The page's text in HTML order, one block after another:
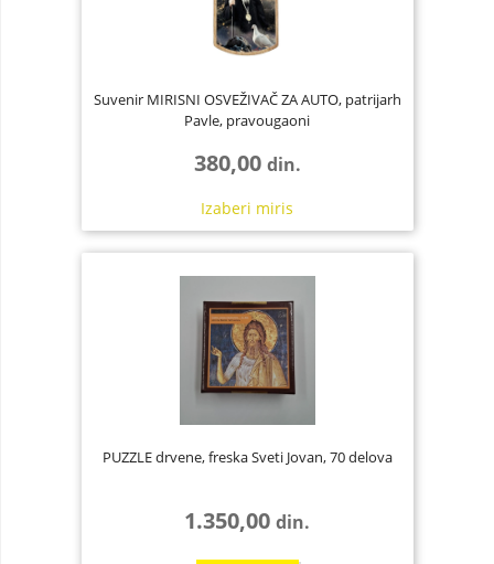
Suvenir MIRISNI OSVEŽIVAČ ZA AUTO, patrijarh
Pavle, pravougaoni
380,00 din.
Izaberi miris
PUZZLE drvene, freska Sveti Jovan, 70 delova
1.350,00din.